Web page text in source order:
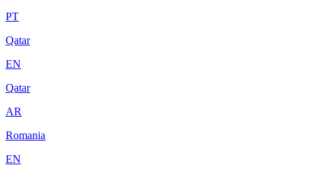
PT
Qatar
EN
Qatar
AR
Romania
EN